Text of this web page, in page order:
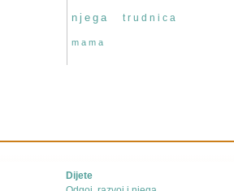
njega trudnica
mama
Dijete